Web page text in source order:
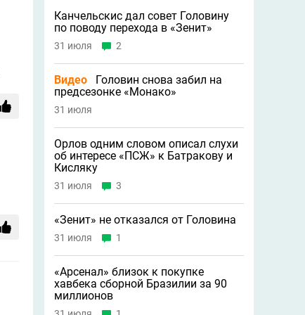
Канчельскис дал совет Головину
по поводу перехода в «Зенит»
31 июля 2
Видео
Головин снова забил на
предсезонке «Монако»
31 июля
Орлов одним словом описал слухи
об интересе «ПСЖ» к Батракову и
Кисляку
31 июля 3
«Зенит» не отказался от Головина
31 июля 1
«Арсенал» близок к покупке
хавбека сборной Бразилии за 90
миллионов